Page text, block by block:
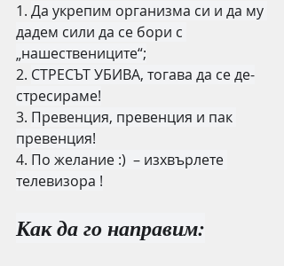
1. Да укрепим организма си и да му
дадем сили да се бори с
„нашествениците“;
2. СТРЕСЪТ УБИВА, тогава да се де-
стресираме!
3. Превенция, превенция и пак
превенция!
4. По желание :)  – изхвърлете
телевизора !
Как да го направим: